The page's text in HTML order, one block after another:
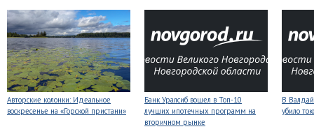
Авторские колонки: Идеальное
воскресенье на «Горской пристани»
Банк Уралсиб вошел в Топ-10
лучших ипотечных программ на
вторичном рынке
В
убило